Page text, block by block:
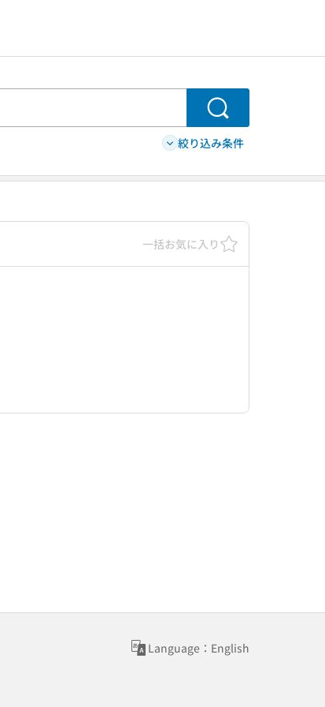
検索
絞り込み条件
一括お気に入り
Language：English